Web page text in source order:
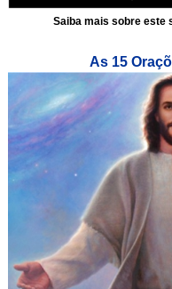
Saiba mais sobre este
As 15